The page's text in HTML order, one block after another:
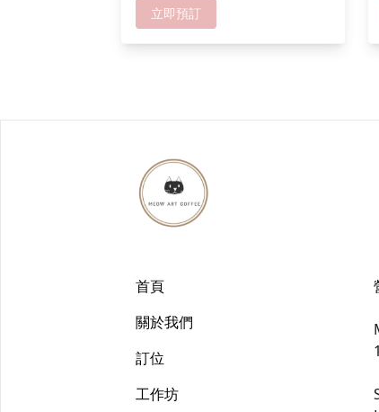
癒！ 快黎創作你嘅小動物花園喇! *
成功報名可獲送貓貓零食一份,人數
愈多折扣愈多
立即預訂
首頁
關於我們
訂位
工作坊